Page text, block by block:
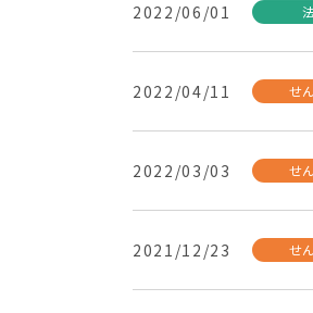
2022/06/01
2022/04/11 せ
2022/03/03 せ
2021/12/23 せ